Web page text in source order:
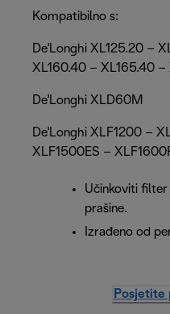
Kompatibilno s:
De'Longhi XL125.20 –
XL160.40 – XL165.40 –
De'Longhi XLD60M
De'Longhi XLF1200 –
XLF1500ES –
Učinkoviti filter
prašine.
Izrađeno od
Posjetite